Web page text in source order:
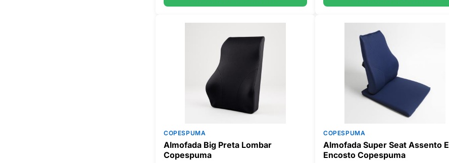
COPESPUMA
Almofada Big Preta Lombar
Copespuma
COPESPUMA
Almofada Super Seat Assento E
Encosto Copespuma